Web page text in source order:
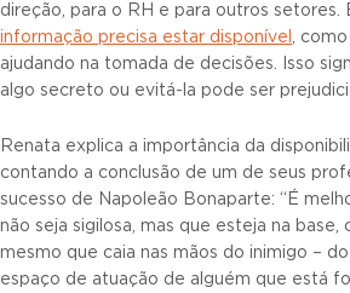
direção, para o RH e para outros setores.
informação precisa estar disponível
,
ajudando na tomada de decisões. Isso
algo secreto ou evitá-la pode ser
Renata explica a importância da
contando a conclusão de um de seus
sucesso de Napoleão Bonaparte: “É
não seja sigilosa, mas que esteja na base,
mesmo que caia nas mãos do inimigo –
espaço de atuação de alguém que está